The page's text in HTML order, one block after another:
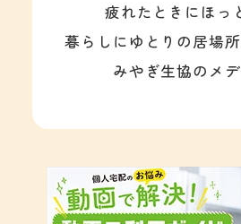
疲れたときにほっ
暮らしにゆとりの居場
みやぎ生協のメデ